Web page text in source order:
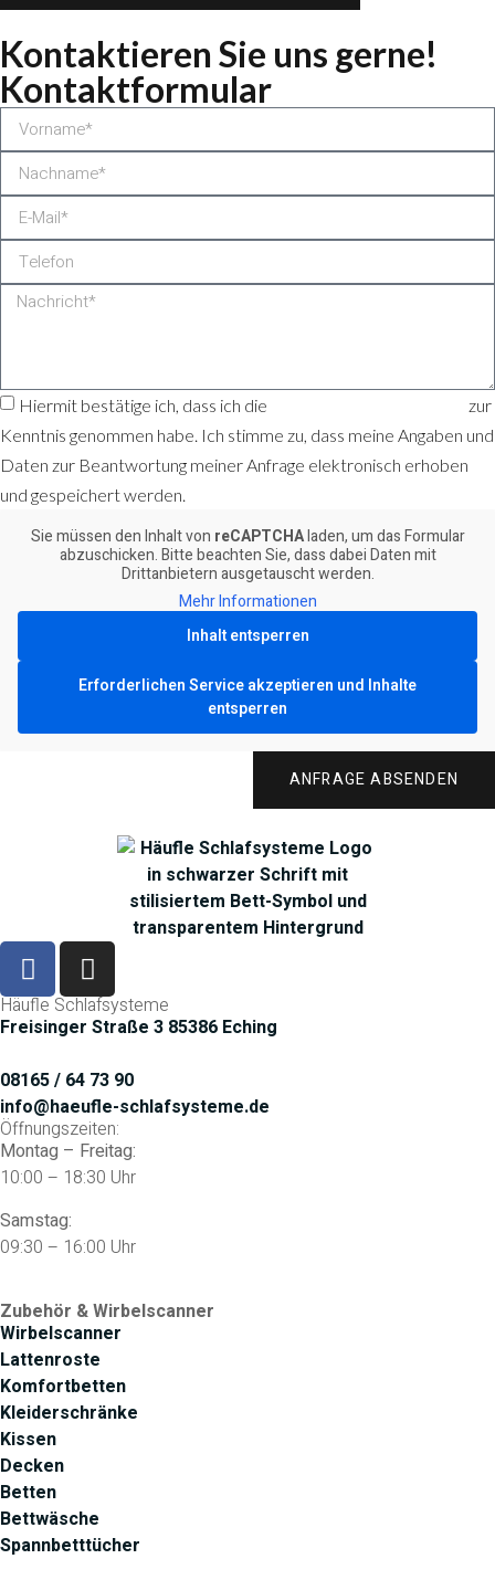
Kontaktieren Sie uns gerne!
Kontaktformular
Hiermit bestätige ich, dass ich die
zur
Kenntnis genommen habe. Ich stimme zu, dass meine Angaben und
Daten zur Beantwortung meiner Anfrage elektronisch erhoben
und gespeichert werden.
Sie müssen den Inhalt von reCAPTCHAladen, um das Formular
abzuschicken. Bitte beachten Sie, dass dabei Daten mit
Drittanbietern ausgetauscht werden.
Mehr Informationen
Inhalt entsperren
Erforderlichen Service akzeptieren und Inhalte
entsperren
ANFRAGE ABSENDEN
Häufle Schlafsysteme
Freisinger Straße 3 85386 Eching
08165 / 64 73 90
info@haeufle-schlafsysteme.de
Öffnungszeiten:
Montag – Freitag:
10:00 – 18:30 Uhr
Samstag:
09:30 – 16:00 Uhr
Zubehör & Wirbelscanner
Wirbelscanner
Lattenroste
Komfortbetten
Kleiderschränke
Kissen
Decken
Betten
Bettwäsche
Spannbetttücher